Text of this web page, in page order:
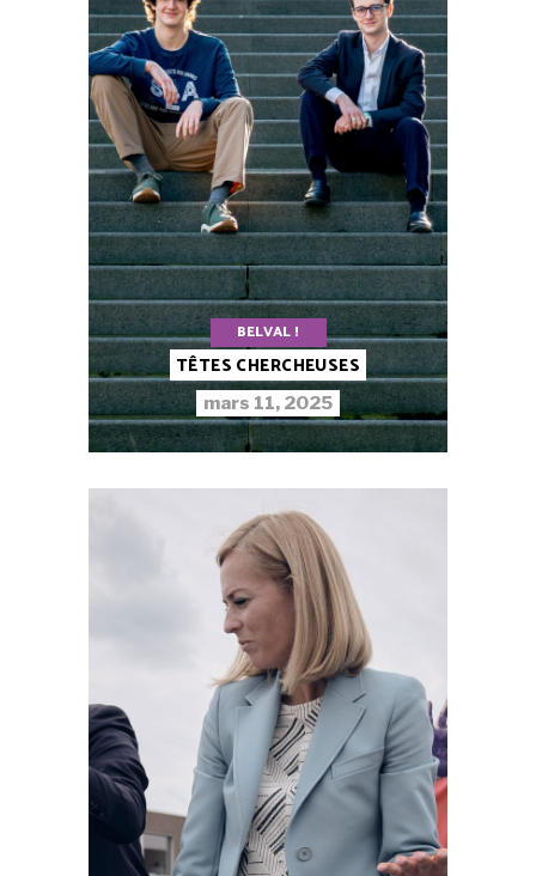
BELVAL !
TÊTES CHERCHEUSES
mars 11, 2025